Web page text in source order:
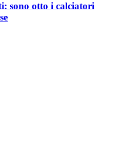
sono otto i calciatori